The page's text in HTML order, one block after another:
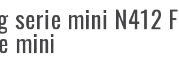
serie mini N412
mini